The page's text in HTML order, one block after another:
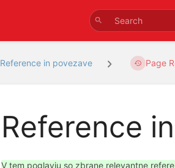
Reference in povezave Page
Reference
V tem poglavju so zbrane relevantne